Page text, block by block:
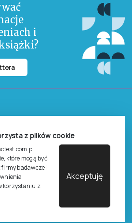
z plików cookie
które mogą być
badawcze i
korzystaniu z
Akceptuję
i
sp. z o.o.